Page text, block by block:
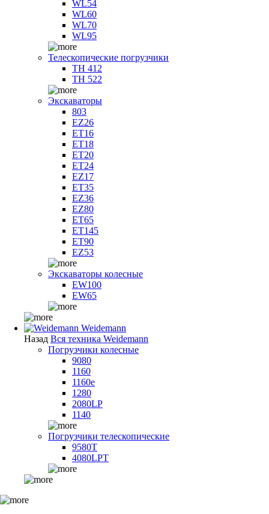
WL54
WL60
WL70
WL95
Телескопические погрузчики
TH 412
TH 522
Экскаваторы
803
EZ26
ET16
ET18
ET20
ET24
EZ17
ET35
EZ36
EZ80
ET65
ET145
ET90
EZ53
Экскаваторы колесные
EW100
EW65
Weidemann
Назад Вся техника Weidemann
Погрузчики колесные
9080
1160
1160e
1280
2080LP
1140
Погрузчики телескопические
9580T
4080LPT